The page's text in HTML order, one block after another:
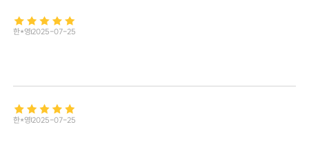
한*영2025-07-25
한*영2025-07-25